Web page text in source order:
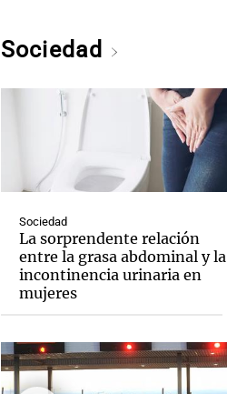
Sociedad
Sociedad
La sorprendente relación
entre la grasa abdominal y la
incontinencia urinaria en
mujeres